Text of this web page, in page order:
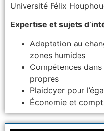
Université Félix
Expertise et sujets
Adaptation au
zones humides
Compétences
propres
Plaidoyer pour
Économie et